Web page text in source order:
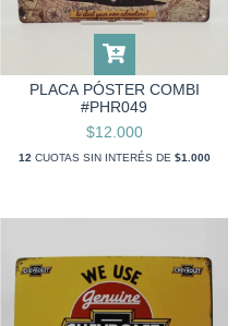
PLACA PÓSTER COMBI
#PHR049
$12.000
12CUOTAS SIN INTERÉS DE $1.000